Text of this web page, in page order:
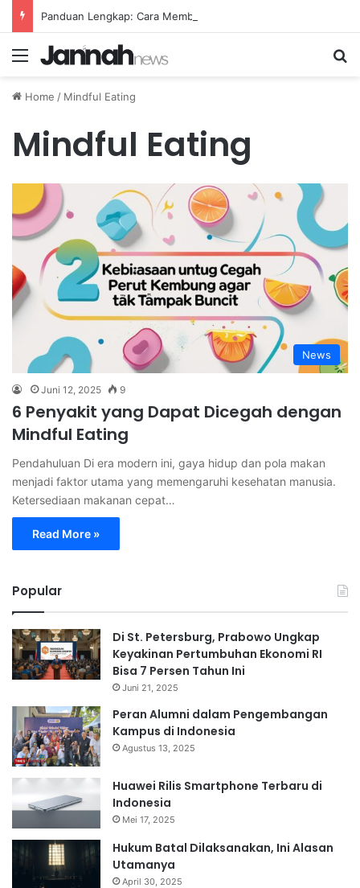
Menu
Home / Mindful Eating
Mindful Eating
News
Juni 12, 2025 9
6 Penyakit yang Dapat Dicegah dengan
Mindful Eating
Pendahuluan Di era modern ini, gaya hidup dan pola makan
menjadi faktor utama yang memengaruhi kesehatan manusia.
Ketersediaan makanan cepat…
Read More »
Popular
Di St. Petersburg, Prabowo Ungkap
Keyakinan Pertumbuhan Ekonomi RI
Bisa 7 Persen Tahun Ini
Juni 21, 2025
Peran Alumni dalam Pengembangan
Kampus di Indonesia
Agustus 13, 2025
Huawei Rilis Smartphone Terbaru di
Indonesia
Mei 17, 2025
Hukum Batal Dilaksanakan, Ini Alasan
Utamanya
April 30, 2025